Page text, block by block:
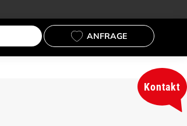
ANFRAGE
Kontakt